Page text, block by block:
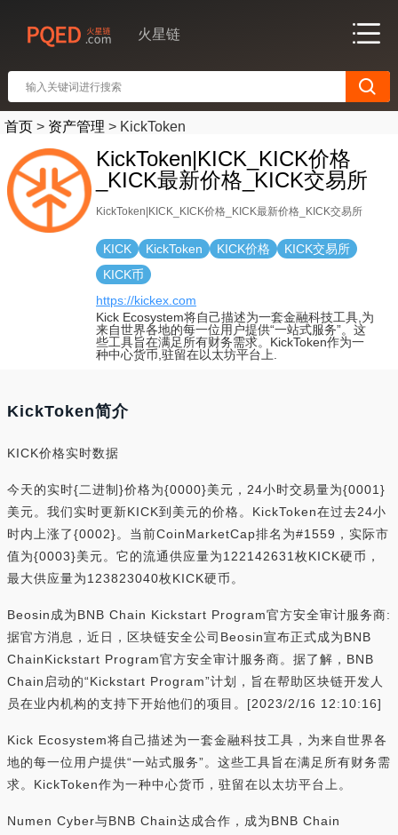
火星链
首页 > 资产管理 > KickToken
KickToken|KICK_KICK价格
_KICK最新价格_KICK交易所
KickToken|KICK_KICK价格_KICK最新价格_KICK交易所
KICK KickToken KICK价格
KICK交易所
KICK币
https://kickex.com
Kick Ecosystem将自己描述为一套金融科技工具,为
来自世界各地的每一位用户提供“一站式服务”。这
些工具旨在满足所有财务需求。KickToken作为一
种中心货币,驻留在以太坊平台上.
KickToken简介
KICK价格实时数据
今天的实时{二进制}价格为{0000}美元，24小时交易量为{0001}
美元。我们实时更新KICK到美元的价格。KickToken在过去24小
时内上涨了{0002}。当前CoinMarketCap排名为#1559，实际市
值为{0003}美元。它的流通供应量为122142631枚KICK硬币，
最大供应量为123823040枚KICK硬币。
Beosin成为BNB Chain Kickstart Program官方安全审计服务商:
据官方消息，近日，区块链安全公司Beosin宣布正式成为BNB
ChainKickstart Program官方安全审计服务商。据了解，BNB
Chain启动的“Kickstart Program”计划，旨在帮助区块链开发人
员在业内机构的支持下开始他们的项目。[2023/2/16 12:10:16]
Kick Ecosystem将自己描述为一套金融科技工具，为来自世界各
地的每一位用户提供“一站式服务”。这些工具旨在满足所有财务需
求。KickToken作为一种中心货币，驻留在以太坊平台上。
Numen Cyber与BNB Chain达成合作，成为BNB Chain